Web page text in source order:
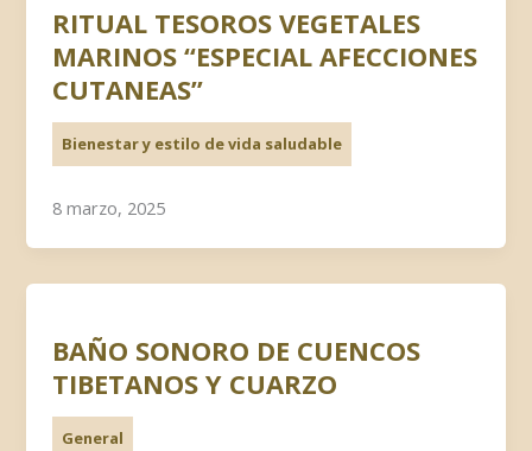
RITUAL TESOROS VEGETALES
MARINOS “ESPECIAL AFECCIONES
CUTANEAS”
Bienestar y estilo de vida saludable
8 marzo, 2025
BAÑO SONORO DE CUENCOS
TIBETANOS Y CUARZO
General